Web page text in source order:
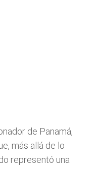
de Panamá,
más allá de lo
representó una